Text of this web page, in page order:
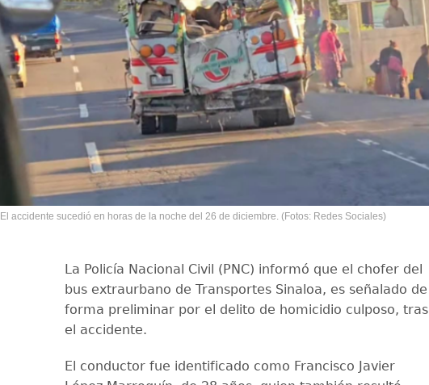
El accidente sucedió en horas de la noche del 26 de diciembre. (Fotos: Redes Sociales)
La Policía Nacional Civil (PNC) informó que el chofer del
bus extraurbano de Transportes Sinaloa, es señalado de
forma preliminar por el delito de homicidio culposo, tras
el accidente.
El conductor fue identificado como Francisco Javier